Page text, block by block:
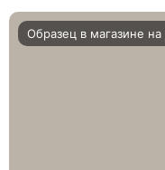
Образец в магазине на